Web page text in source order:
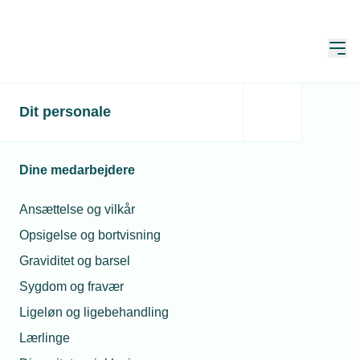
Dit personale
Dine medarbejdere
Ansættelse og vilkår
Opsigelse og bortvisning
Graviditet og barsel
Sygdom og fravær
Ligeløn og ligebehandling
Lærlinge
Lysstofrør bliver sendt